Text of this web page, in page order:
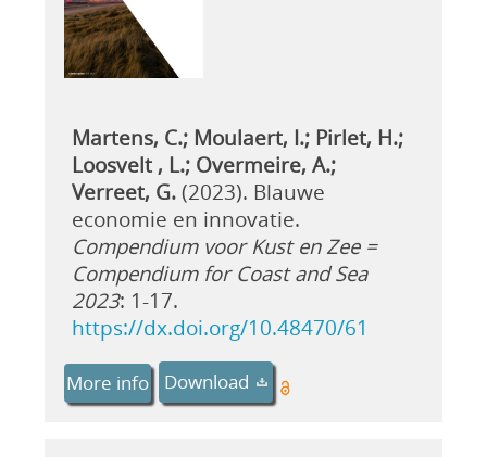
Martens, C.; Moulaert, I.; Pirlet, H.;
Loosvelt , L.; Overmeire, A.;
Verreet, G.(2023). Blauwe
economie en innovatie.
Compendium voor Kust en Zee =
Compendium for Coast and Sea
2023: 1-17.
https://dx.doi.org/10.48470/61
More info Download